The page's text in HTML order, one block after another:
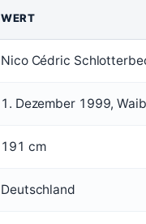
WERT
Nico Cédric
1. Dezember 1999,
191 cm
Deutschland